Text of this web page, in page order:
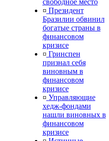
свободное место
¤ Президент
Бразилии обвинил
богатые страны в
финансовом
кризисе
¤ Гринспен
признал себя
виновным в
финансовом
кризисе
¤ Управляющие
хедж-фондами
нашли виновных в
финансовом
кризисе